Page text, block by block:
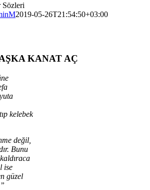
Sözleri
2019-05-26T21:54:50+03:00
KANAT AÇ
kelebek
değil,
Bunu
ise
güzel